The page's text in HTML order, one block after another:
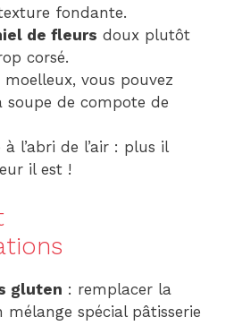
fondante.
de fleurs doux plutôt
corsé.
vous pouvez
soupe de compote de
l’abri de l’air : plus il
il est !
gluten : remplacer la
spécial pâtisserie